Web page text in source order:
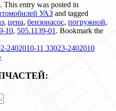
. This entry was posted in
УАЗ and tagged
, цена, бензонасос, погружной,
10, 505.1139-01 . Bookmark the
2402010-11 33023-2402010